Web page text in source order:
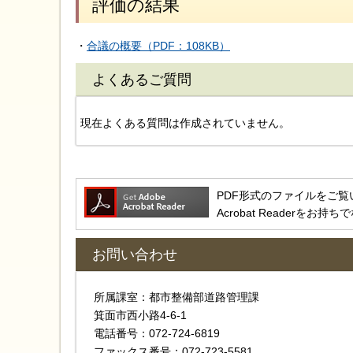
評価の結果
・ 合議の概要（PDF：108KB）
よくあるご質問
現在よくある質問は作成されていません。
PDF形式のファイルをご
Acrobat Readerをお持ち
お問い合わせ
所属課室：都市整備部道路管理課
箕面市西小路4-6-1
電話番号：072-724-6819